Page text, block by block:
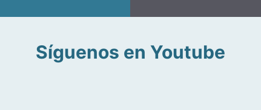
Síguenos en Youtube